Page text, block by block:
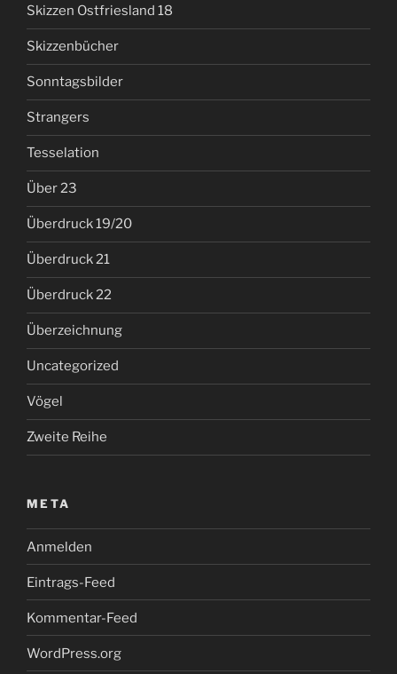
Skizzen Ostfriesland 18
Skizzenbücher
Sonntagsbilder
Strangers
Tesselation
Über 23
Überdruck 19/20
Überdruck 21
Überdruck 22
Überzeichnung
Uncategorized
Vögel
Zweite Reihe
META
Anmelden
Eintrags-Feed
Kommentar-Feed
WordPress.org